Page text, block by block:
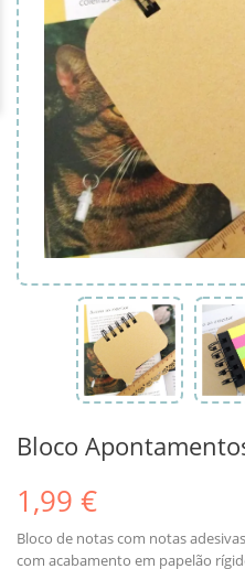
Bloco
1,99 €
Bloco de notas com notas
com acabamento em papelão